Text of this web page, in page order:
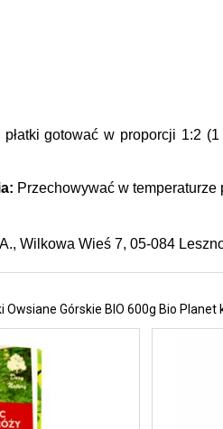
płatki gotować w proporcji 1:2
Przechowywać w
Wilkowa Wieś 7, 05-084
Owsiane Górskie BIO 600g Bio Planet